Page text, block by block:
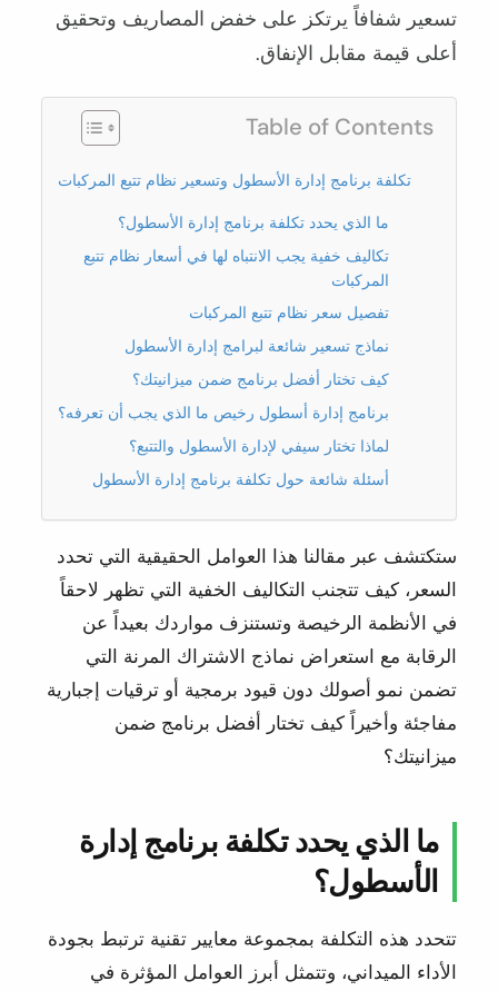
تسعير شفافاً يرتكز على خفض المصاريف وتحقيق
أعلى قيمة مقابل الإنفاق.
Table of Contents
تكلفة برنامج إدارة الأسطول وتسعير نظام تتبع المركبات
ما الذي يحدد تكلفة برنامج إدارة الأسطول؟
تكاليف خفية يجب الانتباه لها في أسعار نظام تتبع
المركبات
تفصيل سعر نظام تتبع المركبات
نماذج تسعير شائعة لبرامج إدارة الأسطول
كيف تختار أفضل برنامج ضمن ميزانيتك؟
برنامج إدارة أسطول رخيص ما الذي يجب أن تعرفه؟
لماذا تختار سيفي لإدارة الأسطول والتتبع؟
أسئلة شائعة حول تكلفة برنامج إدارة الأسطول
ستكتشف عبر مقالنا هذا العوامل الحقيقية التي تحدد
السعر، كيف تتجنب التكاليف الخفية التي تظهر لاحقاً
في الأنظمة الرخيصة وتستنزف مواردك بعيداً عن
الرقابة مع استعراض نماذج الاشتراك المرنة التي
تضمن نمو أصولك دون قيود برمجية أو ترقيات إجبارية
مفاجئة وأخيراً كيف تختار أفضل برنامج ضمن
ميزانيتك؟
ما الذي يحدد تكلفة برنامج إدارة
الأسطول؟
تتحدد هذه التكلفة بمجموعة معايير تقنية ترتبط بجودة
الأداء الميداني، وتتمثل أبرز العوامل المؤثرة في